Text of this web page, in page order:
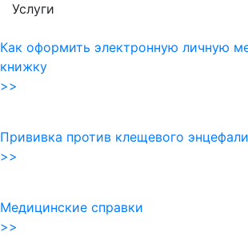
Услуги
Как оформить электронную личную
книжку
>>
Прививка против клещевого
>>
Медицинские справки
>>